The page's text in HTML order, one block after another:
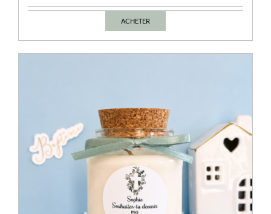
ACHETER
Ce
être
choisies
sur
la
page
du
produit